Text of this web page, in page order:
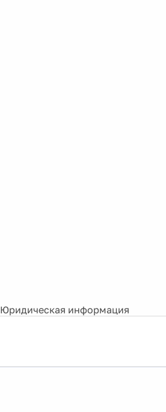
Юридическая информация